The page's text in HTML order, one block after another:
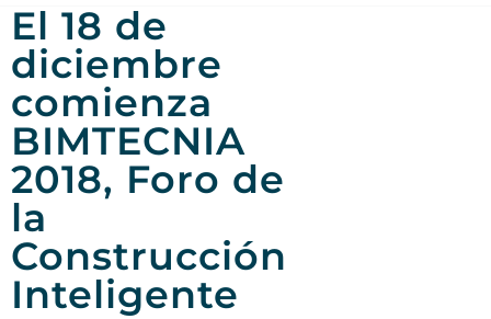
El 18 de
diciembre
comienza
BIMTECNIA
2018, Foro de
la
Construcción
Inteligente